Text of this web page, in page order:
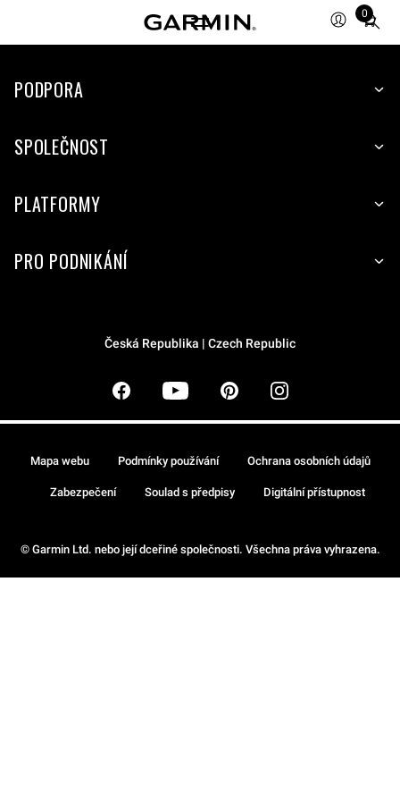
0
Total
items
cart:
PODPORA
SPOLEČNOST
PLATFORMY
PRO PODNIKÁNÍ
Česká Republika | Czech Republic
© Garmin Ltd. nebo její dceřiné společnosti. Všechna práva vyhrazena.
Mapa webu Podmínky používání Ochrana osobních údajů
Zabezpečení Soulad s předpisy Digitální přístupnost